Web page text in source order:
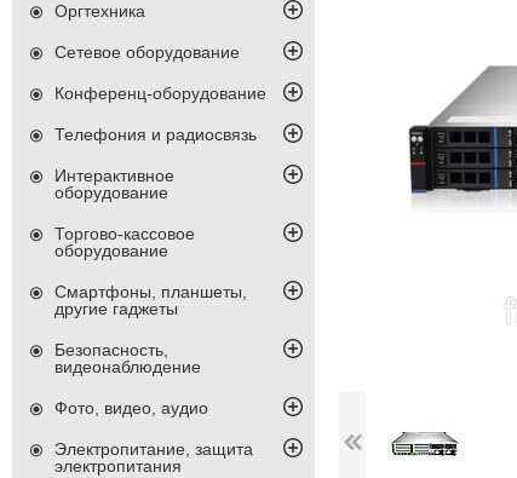
Оргтехника
Сетевое оборудование
Конференц-оборудование
Телефония и радиосвязь
Интерактивное
оборудование
Торгово-кассовое
оборудование
Смартфоны, планшеты,
другие гаджеты
Безопасность,
видеонаблюдение
Фото, видео, аудио
Электропитание, защита
электропитания